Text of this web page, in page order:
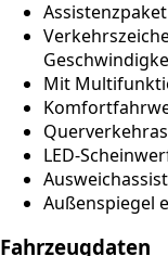
Mit
LED-
Außenspiegel
Fahrzeugdaten